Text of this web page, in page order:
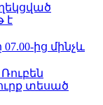
է
07.00-ից մինչև
տեսած